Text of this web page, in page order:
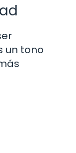
un tono